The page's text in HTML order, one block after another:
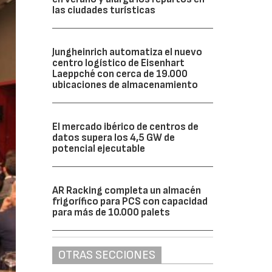
las ciudades turísticas
Jungheinrich automatiza el nuevo
centro logístico de Eisenhart
Laeppché con cerca de 19.000
ubicaciones de almacenamiento
El mercado ibérico de centros de
datos supera los 4,5 GW de
potencial ejecutable
AR Racking completa un almacén
frigorífico para PCS con capacidad
para más de 10.000 palets
OTRAS SECCIONES